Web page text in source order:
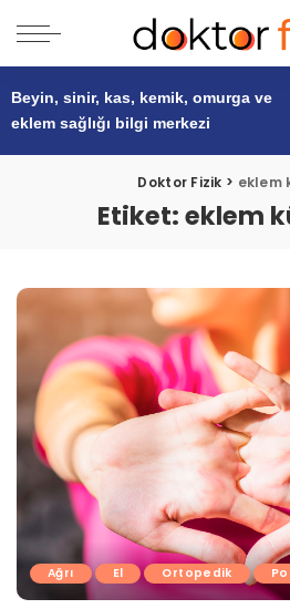
Beyin, sinir, kas, kemik, omurga ve
eklem sağlığı bilgi merkezi
Doktor Fizik > eklem
Etiket:eklem
Ağrı El Ortopedik